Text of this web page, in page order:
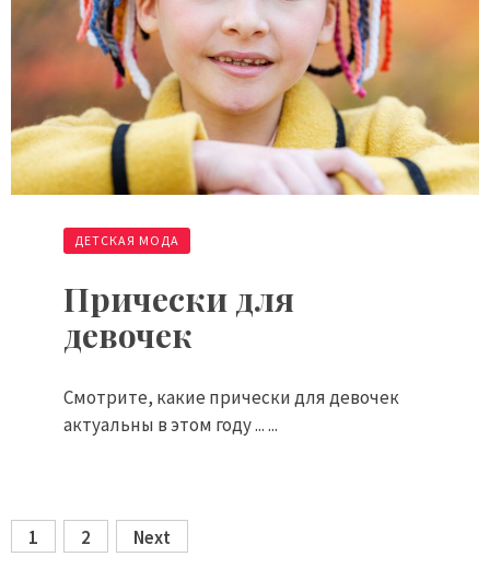
ДЕТСКАЯ МОДА
Прически для
девочек
Смотрите, какие прически для девочек
актуальны в этом году ... ...
Posts
1 2 Next